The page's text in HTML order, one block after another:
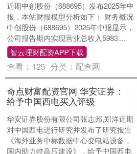
近期中创股份（688695）发布2025年中
报，本站财报模型分析如下： 财务概况
中创股份（688695）2025年中报显示，
公司报告期内实现营业总收入5983....
智云理财配资APP下载
查看： 125 分类： 配查网
奇点财富配资官网 华安证券：
给予中国西电买入评级
华安证券股份有限公司张志邦,郑洋近期
对中国西电进行研究并发布了研究报告
《海外业务中标数据中心变电站设备，
国内助力特高压建设》，给予中国西电